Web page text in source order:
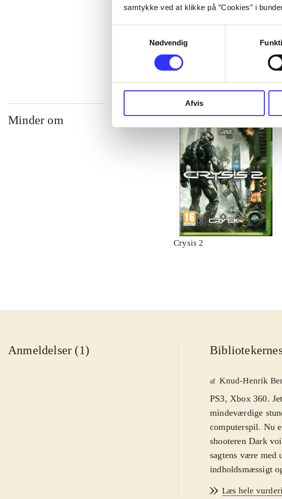
samtykke ved at klikke på ”Cookies” i
Nødvendig
Afvis
...
...
Minder om
Crysis 2
Anmeldelser (1)
af Knud-Henrik
PS3, Xbox 360.
mindeværdige
computerspil. Nu
shooteren Dark
sagtens være med
indholdsmæssigt
Læs hele